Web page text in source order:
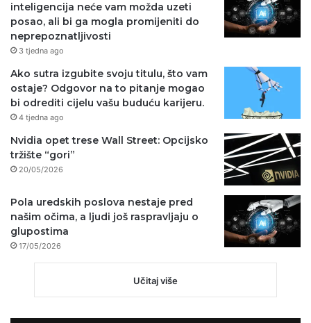
inteligencija neće vam možda uzeti
posao, ali bi ga mogla promijeniti do
neprepoznatljivosti
3 tjedna ago
Ako sutra izgubite svoju titulu, što vam
ostaje? Odgovor na to pitanje mogao
bi odrediti cijelu vašu buduću karijeru.
4 tjedna ago
Nvidia opet trese Wall Street: Opcijsko
tržište “gori”
20/05/2026
Pola uredskih poslova nestaje pred
našim očima, a ljudi još raspravljaju o
glupostima
17/05/2026
Učitaj više